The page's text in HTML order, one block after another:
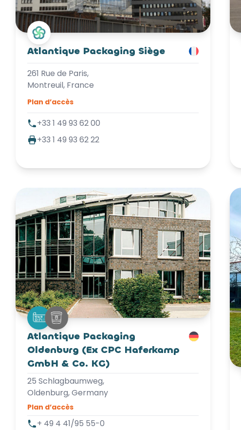
Atlantique Packaging Siège
261 Rue de Paris,
Montreuil, France
Plan d’accès
+33 1 49 93 62 00
+33 1 49 93 62 22
Atlantique Packaging
Oldenburg (Ex CPC Haferkamp
GmbH & Co. KG)
25 Schlagbaumweg,
Oldenburg, Germany
Plan d’accès
+ 49 4 41/95 55-0